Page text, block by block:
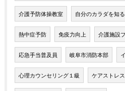
介護予防体操教室 自分のカラダを知る
熱中症予防 免疫力向上 介護施設
応急手当普及員 岐阜市消防本部
心理カウンセリング１級 ケアストレス